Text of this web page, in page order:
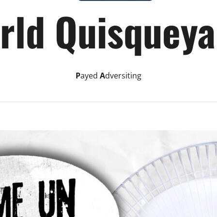
Payed Adversiting